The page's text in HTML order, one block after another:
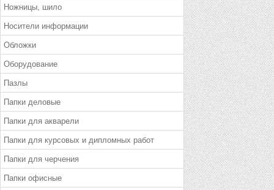
Ножницы, шило
Носители информации
Обложки
Оборудование
Пазлы
Папки деловые
Папки для акварели
Папки для курсовых и дипломных работ
Папки для черчения
Папки офисные